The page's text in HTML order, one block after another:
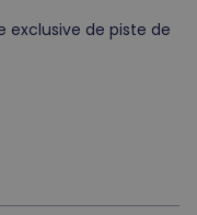
exclusive de piste de